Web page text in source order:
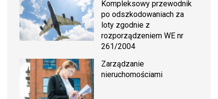
Kompleksowy przewodnik
po odszkodowaniach za
loty zgodnie z
rozporządzeniem WE nr
261/2004
Zarządzanie
nieruchomościami